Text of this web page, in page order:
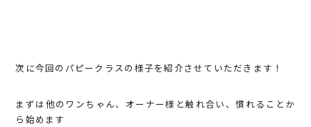
次に今回のパピークラスの様子を紹介させていただきます！
まずは他のワンちゃん、オーナー様と触れ合い、慣れることか
ら始めます